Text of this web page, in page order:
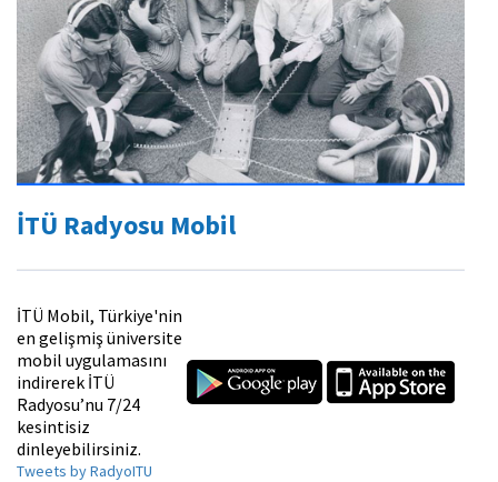
İTÜ Radyosu Mobil
İTÜ Mobil, Türkiye'nin
en gelişmiş üniversite
mobil uygulamasını
indirerek İTÜ
Radyosu’nu 7/24
kesintisiz
dinleyebilirsiniz.
Tweets by RadyoITU